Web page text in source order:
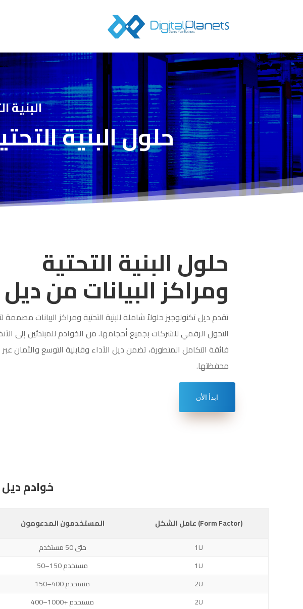
البنية
حلول البنية
حلول البنية التحتية
ومراكز البيانات من ديل
تقدم ديل تكنولوجيز حلولاً شاملة للبنية التحتية ومراكز البيانات مصممة
التحول الرقمي للشركات بجميع أحجامها. من الخوادم للمبتدئين إلى
فائقة التكامل المتطورة، تضمن ديل الأداء وقابلية التوسع والأمان عبر
محفظتها.
ابدأ الأن
خوادم
المستخدمون المدعومون
عامل الشكل (Form Factor)
حتى 50 مستخدم
1U
50–150 مستخدم
1U
150–400 مستخدم
2U
400–1000+ مستخدم 2U